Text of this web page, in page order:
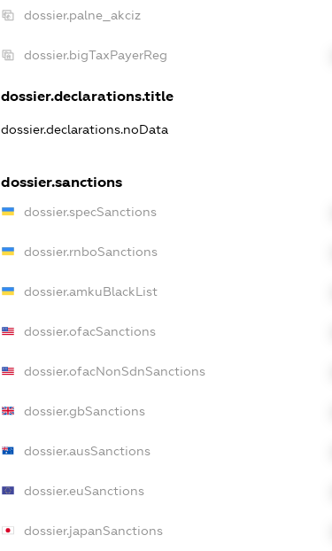
dossier.palne_akciz
dossier.bigTaxPayerReg
dossier.declarations.title
dossier.declarations.noData
dossier.sanctions
dossier.specSanctions
dossier.rnboSanctions
dossier.amkuBlackList
dossier.ofacSanctions
dossier.ofacNonSdnSanctions
dossier.gbSanctions
dossier.ausSanctions
dossier.euSanctions
dossier.japanSanctions